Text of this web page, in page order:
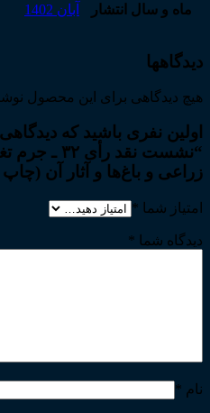
ماه و سال انتشار آبان 1402
دیدگاهها
هیچ دیدگاهی برای این محصول
اولین نفری باشید که
“نشست نقد
زراعی و باغ‌ها و آثار آن
امتیاز شما *
دیدگاه شما *
نام *